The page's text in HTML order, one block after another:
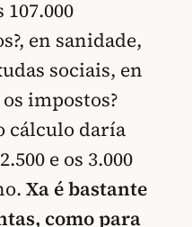
107.000
en sanidade,
sociais, en
impostos?
cálculo daría
e os 3.000
Xa é bastante
como para